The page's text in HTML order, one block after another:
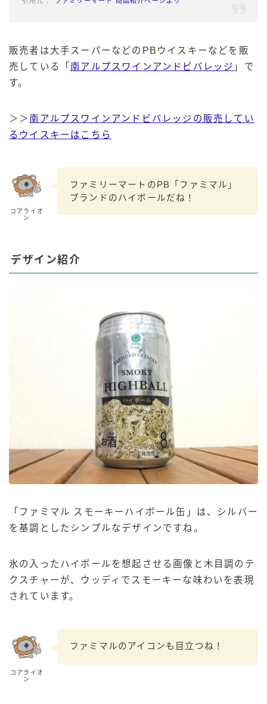
販売者は大手スーパーなどのPBウイスキーなどを販
売している「 南アルプスワインアンドビバレッジ 」で
す。
＞＞ 南アルプスワインアンドビバレッジの販売してい
るウイスキーはこちら
コアライオ
ン
ファミリーマートのPB「ファミマル」
ブランドのハイボールだね！
デザイン紹介
「ファミマル スモーキーハイボール缶」は、シルバー
を基調としたシンプルなデザインですね。
氷の入ったハイボールを想起させる画像と木目調のテ
クスチャーが、ウッディでスモーキーな味わいを表現
されています。
コアライオ
ン
ファミマルのアイコンも目立つね！